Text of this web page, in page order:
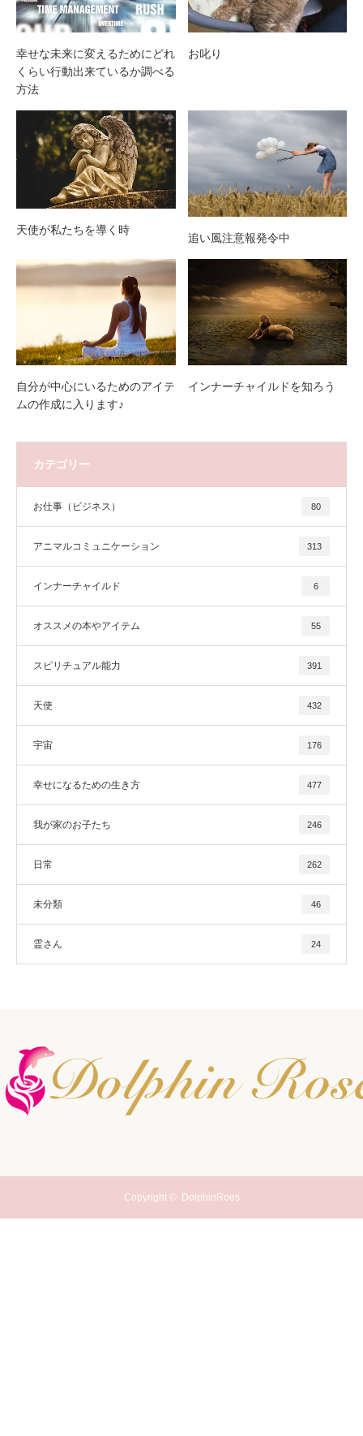
幸せな未来に変えるためにどれ
くらい行動出来ているか調べる
方法
お叱り
天使が私たちを導く時
追い風注意報発令中
自分が中心にいるためのアイテ
ムの作成に入ります♪
インナーチャイルドを知ろう
カテゴリー
お仕事（ビジネス） 80
アニマルコミュニケーション 313
インナーチャイルド 6
オススメの本やアイテム 55
スピリチュアル能力 391
天使 432
宇宙 176
幸せになるための生き方 477
我が家のお子たち 246
日常 262
未分類 46
霊さん 24
Copyright © DolphinRoes